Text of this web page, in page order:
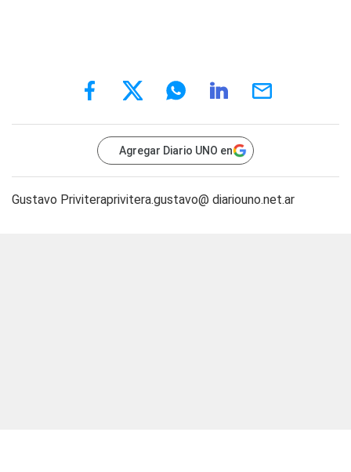
Agregar Diario UNO en
Gustavo Priviteraprivitera.gustavo@ diariouno.net.ar